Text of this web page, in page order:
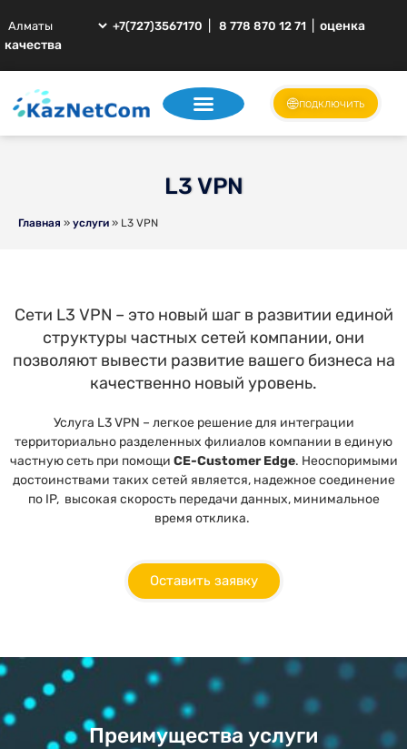
+7(727)3567170 8 778 870 12 71
оценка
качества
подключить
L3 VPN
Главная » услуги » L3 VPN
Сети L3 VPN – это новый шаг в развитии единой
структуры частных сетей компании, они
позволяют вывести развитие вашего бизнеса на
качественно новый уровень.
Услуга L3 VPN – легкое решение для интеграции
территориально разделенных филиалов компании в единую
частную сеть при помощи CE-Customer Edge. Неоспоримыми
достоинствами таких сетей является, надежное соединение
по IP, высокая скорость передачи данных, минимальное
время отклика.
Оставить заявку
Преимущества услуги